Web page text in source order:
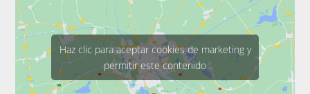
Haz clic para aceptar cookies de marketing y
permitir este contenido